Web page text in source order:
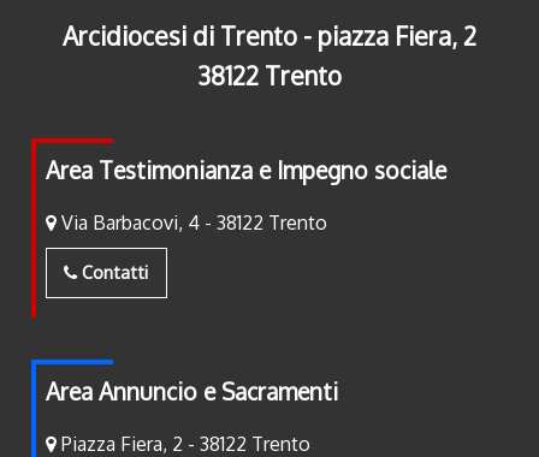
Arcidiocesi di Trento - piazza Fiera, 2
38122 Trento
Area Testimonianza e Impegno sociale
Via Barbacovi, 4 - 38122 Trento
Contatti
Area Annuncio e Sacramenti
Piazza Fiera, 2 - 38122 Trento